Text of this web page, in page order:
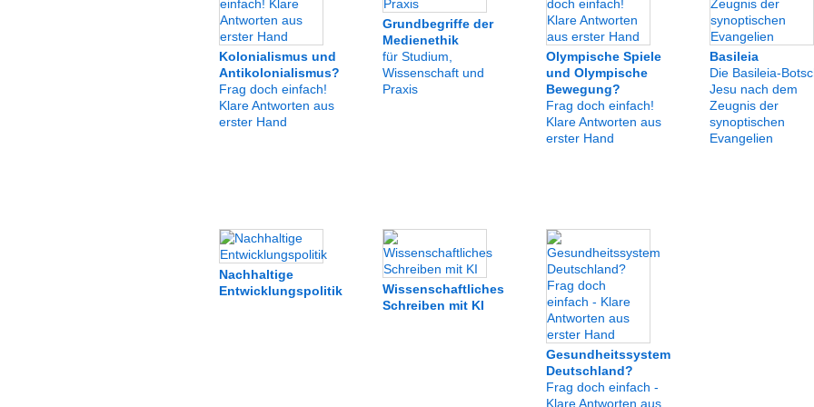
Kolonialismus und
Antikolonialismus?
Frag doch einfach!
Klare Antworten aus
erster Hand
Grundbegriffe der
Medienethik
für Studium,
Wissenschaft und
Praxis
Olympische Spiele
und Olympische
Bewegung?
Frag doch einfach!
Klare Antworten aus
erster Hand
Basileia
Die Basileia-
Jesu nach dem
Zeugnis der
synoptischen
Evangelien
Nachhaltige
Entwicklungspolitik
Wissenschaftliches
Schreiben mit KI
Gesundheitssystem
Deutschland?
Frag doch einfach -
Klare Antworten aus